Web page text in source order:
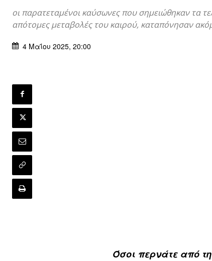
οι παρατεταμένοι καύσωνες που σημειώθηκαν τα
απότομες μεταβολές του καιρού, καταπόνησαν
4 Μαΐου 2025, 20:00
Όσοι περνάτε από